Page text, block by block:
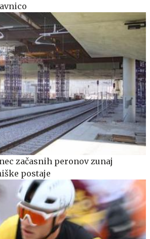
začasnih peronov zunaj
postaje